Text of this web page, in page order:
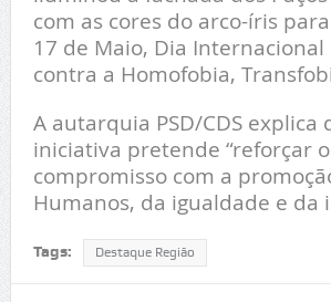
com as cores do arco-íris
17 de Maio, Dia Internacional
contra a Homofobia,
A autarquia PSD/CDS explica
iniciativa pretende “reforçar o
compromisso com a
Humanos, da igualdade e da
Tags: Destaque Região